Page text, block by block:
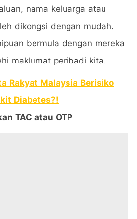
nama keluarga atau
dikongsi dengan mudah.
bermula dengan mereka
maklumat peribadi kita.
Rakyat Malaysia Berisiko
Diabetes?!
TAC atau OTP